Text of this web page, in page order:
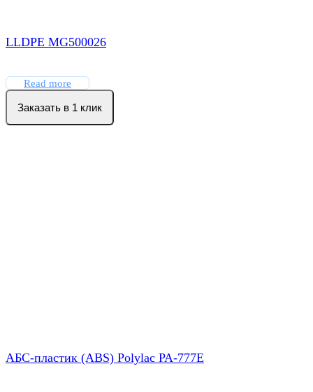
LLDPE МG500026
Read more
Заказать в 1 клик
АБС-пластик (ABS) Polylac PA-777E